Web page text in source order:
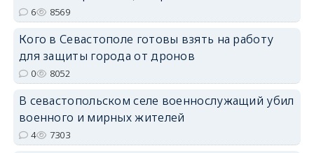
6 8569
Кого в Севастополе готовы взять на работу
для защиты города от дронов
0 8052
В севастопольском селе военнослужащий убил
военного и мирных жителей
4 7303